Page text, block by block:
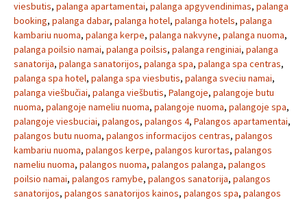
viesbutis, palanga apartamentai, palanga apgyvendinimas, palanga
booking, palanga dabar, palanga hotel, palanga hotels, palanga
kambariu nuoma, palanga kerpe, palanga nakvyne, palanga nuoma,
palanga poilsio namai, palanga poilsis, palanga renginiai, palanga
sanatorija, palanga sanatorijos, palanga spa, palanga spa centras,
palanga spa hotel, palanga spa viesbutis, palanga sveciu namai,
palanga viešbučiai, palanga viešbutis, Palangoje, palangoje butu
nuoma, palangoje nameliu nuoma, palangoje nuoma, palangoje spa,
palangoje viesbuciai, palangos, palangos 4, Palangos apartamentai,
palangos butu nuoma, palangos informacijos centras, palangos
kambariu nuoma, palangos kerpe, palangos kurortas, palangos
nameliu nuoma, palangos nuoma, palangos palanga, palangos
poilsio namai, palangos ramybe, palangos sanatorija, palangos
sanatorijos, palangos sanatorijos kainos, palangos spa, palangos